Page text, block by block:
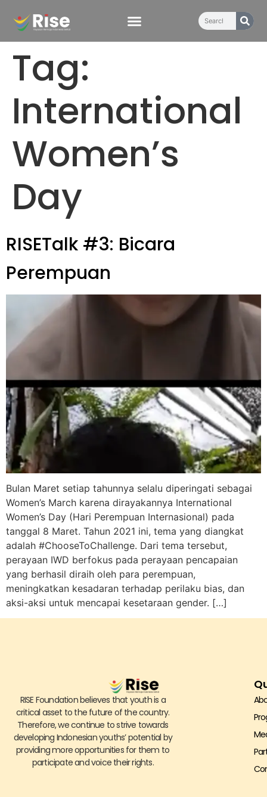
content
Tag:
International
Women’s
Day
RISETalk #3: Bicara
Perempuan
Bulan Maret setiap tahunnya selalu diperingati sebagai
Women’s March karena dirayakannya International
Women’s Day (Hari Perempuan Internasional) pada
tanggal 8 Maret. Tahun 2021 ini, tema yang diangkat
adalah #ChooseToChallenge. Dari tema tersebut,
perayaan IWD berfokus pada perayaan pencapaian
yang berhasil diraih oleh para perempuan,
meningkatkan kesadaran terhadap perilaku bias, dan
aksi-aksi untuk mencapai kesetaraan gender. […]
RISE Foundation believes that youth is a
critical asset to the future of the country.
Therefore, we continue to strive towards
developing Indonesian youths’ potential by
providing more opportunities for them to
participate and voice their rights.